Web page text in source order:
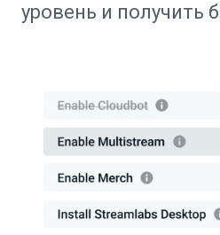
уровень и получить